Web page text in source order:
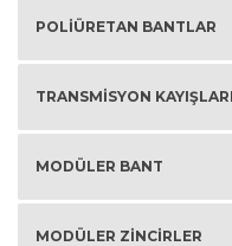
POLIÜRETAN BANTLAR
TRANSMISYON KAYIŞLARI
MODÜLER BANT
MODÜLER ZINCIRLER